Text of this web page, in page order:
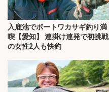
入鹿池でボートワカサギ釣り満
喫【愛知】 連掛け連発で初挑戦
の女性2人も快釣